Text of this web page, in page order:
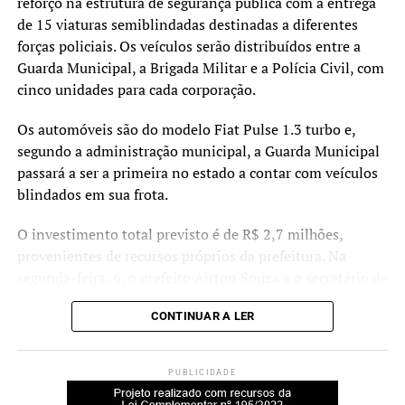
população”, afirmou.
O agente de trânsito Ritieli Godoy da Silva destacou
como a capacitação contribui para a rotina das equipes.
“No dia a dia, a gente está
sempre exposto a situações
atendimento de ocorrência
esse treinamento, o agente
passa a ter mais domínio
da moto e mais controle
nas manobras, o que traz
de 15 viaturas semiblindadas destinadas a diferentes
forças policiais. Os veículos serão distribuídos entre a
Guarda Municipal, a Brigada Militar e a Polícia Civil, com
cinco unidades para cada corporação.
Os automóveis são do modelo Fiat Pulse 1.3 turbo e,
segundo a administração municipal, a Guarda Municipal
passará a ser a primeira no estado a contar com veículos
blindados em sua frota.
O investimento total previsto é de R$ 2,7 milhões,
provenientes de recursos próprios da prefeitura. Na
Segurança Pública,Alexandre Alberto Rocha, estiveram
para acompanhar o andamento dos
CONTINUAR A LER
PUBLICIDADE